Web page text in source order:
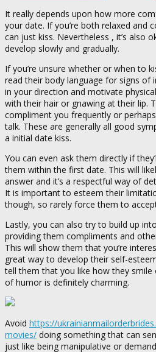
It really depends upon how more
your date. If you’re both relaxed and
can just kiss. Nevertheless , it’s also
develop slowly and gradually.
If you’re unsure whether or when to
read their body language for signs of
in your direction and motivate
with their hair or gnawing at their lip.
compliment you frequently or
talk. These are generally all good
a initial date kiss.
You can even ask them directly if
them within the first date. This will
answer and it’s a respectful way of
It is important to esteem their
though, so rarely force them to
Lastly, you can also try to build up
providing them compliments and
This will show them that you’re
great way to develop their self-
tell them that you like how they
of humor is definitely charming.
Avoid https://
movies/ doing something that can
just like being manipulative or